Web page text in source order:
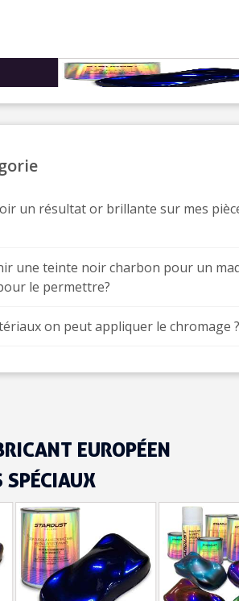
Réduction de 5€ sur la
Inscription à la
Livraison sous 24
Livraison offerte en France
Paiement en 4x sans
Votre devis en ligne
PEINTURE NACRÉE BLACK
un résultat or brillante sur mes
une teinte noir charbon pour un
le permettre?
on peut appliquer le chromage
EUROPÉEN
SPÉCIAUX